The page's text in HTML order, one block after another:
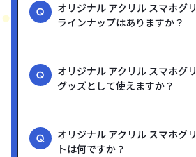
オリジナル アクリル スマホグ
ラインナップはありますか？
オリジナル アクリル スマホグ
グッズとして使えますか？
オリジナル アクリル スマホグ
トは何ですか？